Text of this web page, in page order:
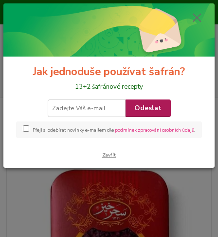
Je nám ctí, že jste nás navštívili a nakupujete na našem eshopu, přejeme
Menu
CZK
+420 728 649 340
PLODY nejen sušené Dřišťál
Dřišťál
Jak jednoduše používat šafrán?
13+2 šafránové recepty
Odeslat
Přeji si odebírat novinky e-mailem dle podmínek zpracování osobních údajů.
Zavřít